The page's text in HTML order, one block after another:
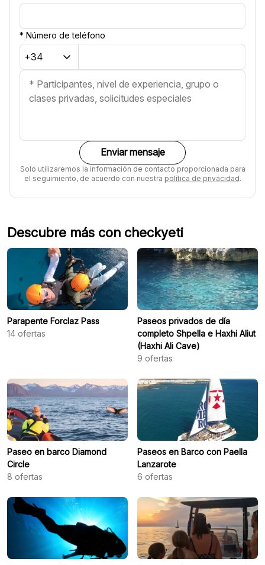
* Número de teléfono
Enviar mensaje
Solo utilizaremos la información de contacto proporcionada para
el seguimiento, de acuerdo con nuestra política de privacidad.
Descubre más con checkyeti
Parapente Forclaz Pass
14 ofertas
Paseos privados de día
completo Shpella e Haxhi Aliut
(Haxhi Ali Cave)
9 ofertas
Paseo en barco Diamond
Circle
8 ofertas
Paseos en Barco con Paella
Lanzarote
6 ofertas